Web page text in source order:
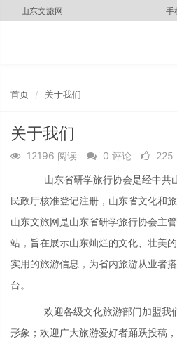
山东文旅网 手
首页 关于我们
关于我们
12196 阅读 0 评论
225
山东省研学旅行协会是经中共
民政厅核准登记注册，山东省文化和
山东文旅网是山东省研学旅行协会主
站，旨在展示山东灿烂的文化、壮美
实用的旅游信息，为省内旅游从业者
台。
欢迎各级文化旅游部门加盟我
形象；欢迎广大旅游爱好者踊跃投稿